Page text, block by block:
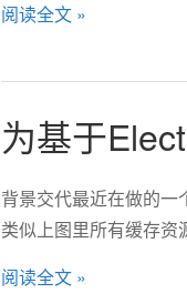
阅读全文 »
为基于
背景交代最近在做的一
类似上图里所有缓存
阅读全文 »